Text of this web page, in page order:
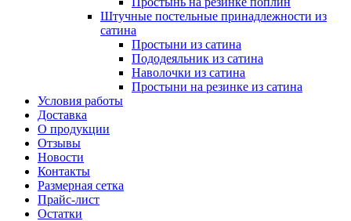
Штучные постельные принадлежности из
сатина
Простыни из сатина
Пододеяльник из сатина
Наволочки из сатина
Простыни на резинке из сатина
Условия работы
Доставка
О продукции
Отзывы
Новости
Контакты
Размерная сетка
Прайс-лист
Остатки